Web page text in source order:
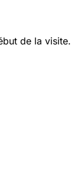
de la visite.